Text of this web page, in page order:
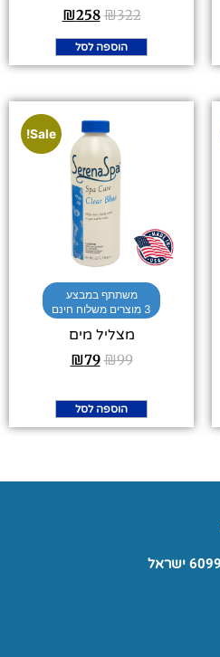
₪322
₪258
הוספה לסל
Sale!
משתתף במבצע
3 מוצרים משלוח חינם
מצליל מים
₪99
₪79
הוספה לסל